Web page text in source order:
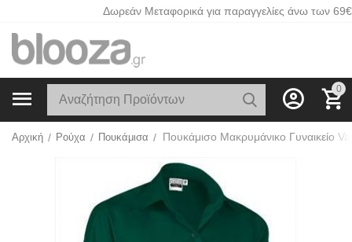
Δωρεάν Μεταφορικά για παραγγελίες άνω των 69€
0
Αρχική / Ρούχα / Πουκάμισα /